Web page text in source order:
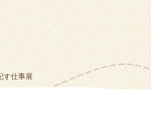
す仕事展